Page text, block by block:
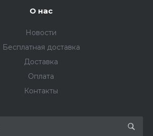
О нас
Новости
Бесплатная доставка
Доставка
Оплата
Контакты